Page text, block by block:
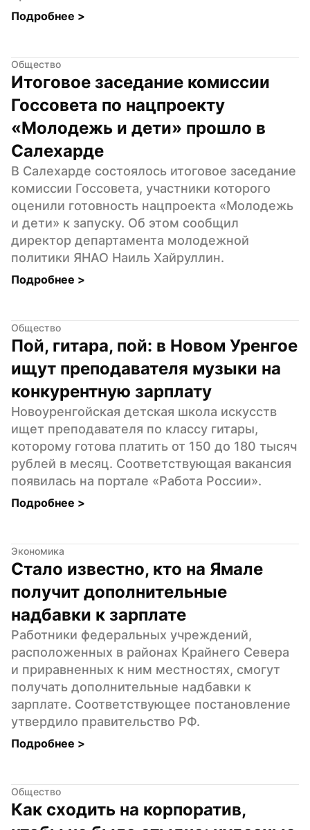
Подробнее >
Общество
Итоговое заседание комиссии
Госсовета по нацпроекту
«Молодежь и дети» прошло в
Салехарде
В Салехарде состоялось итоговое заседание
комиссии Госсовета, участники которого
оценили готовность нацпроекта «Молодежь
и дети» к запуску. Об этом сообщил
директор департамента молодежной
политики ЯНАО Наиль Хайруллин.
Подробнее >
Общество
Пой, гитара, пой: в Новом Уренгое
ищут преподавателя музыки на
конкурентную зарплату
Новоуренгойская детская школа искусств
ищет преподавателя по классу гитары,
которому готова платить от 150 до 180 тысяч
рублей в месяц. Соответствующая вакансия
появилась на портале «Работа России».
Подробнее >
Экономика
Стало известно, кто на Ямале
получит дополнительные
надбавки к зарплате
Работники федеральных учреждений,
расположенных в районах Крайнего Севера
и приравненных к ним местностях, смогут
получать дополнительные надбавки к
зарплате. Соответствующее постановление
утвердило правительство РФ.
Подробнее >
Общество
Как сходить на корпоратив,